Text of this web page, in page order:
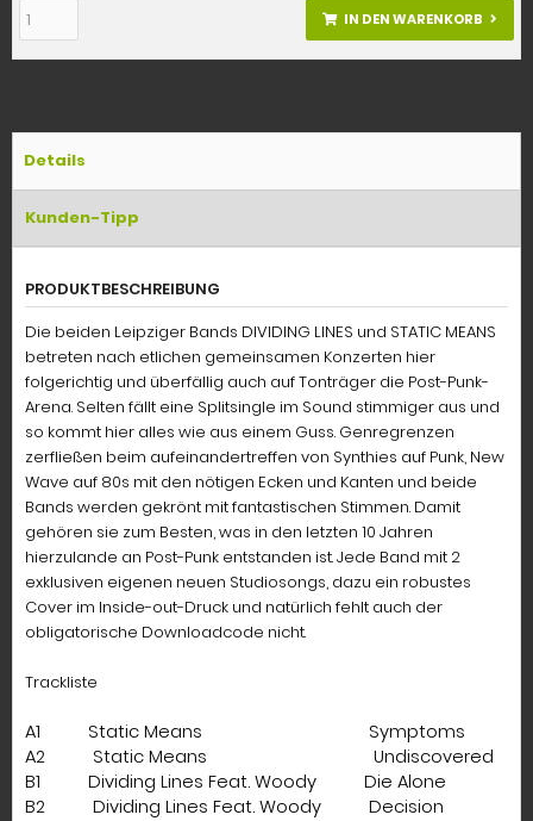
IN DEN WARENKORB
Details
Kunden-Tipp
PRODUKTBESCHREIBUNG
Die beiden Leipziger Bands DIVIDING LINES und STATIC MEANS
betreten nach etlichen gemeinsamen Konzerten hier
folgerichtig und überfällig auch auf Tonträger die Post-Punk-
Arena. Selten fällt eine Splitsingle im Sound stimmiger aus und
so kommt hier alles wie aus einem Guss. Genregrenzen
zerfließen beim aufeinandertreffen von Synthies auf Punk, New
Wave auf 80s mit den nötigen Ecken und Kanten und beide
Bands werden gekrönt mit fantastischen Stimmen. Damit
gehören sie zum Besten, was in den letzten 10 Jahren
hierzulande an Post-Punk entstanden ist. Jede Band mit 2
exklusiven eigenen neuen Studiosongs, dazu ein robustes
Cover im Inside-out-Druck und natürlich fehlt auch der
obligatorische Downloadcode nicht.
Trackliste
A1 Static Means Symptoms
A2 Static Means Undiscovered
B1 Dividing Lines Feat. Woody Die Alone
B2 Dividing Lines Feat. Woody Decision